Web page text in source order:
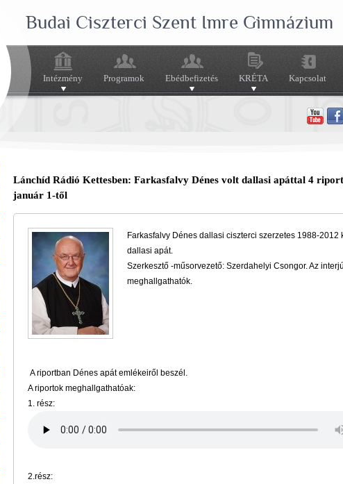
Budai Ciszterci Szent Imre Gimnázium
Intézmény Programok Ebédbefizetés KRÉTA Kapcsolat
Lánchíd Rádió Kettesben: Farkasfalvy Dénes volt dallasi apáttal 4
január 1-től
Farkasfalvy Dénes dallasi ciszterci szerzetes 1988-2012
dallasi apát.
Szerkesztő -műsorvezető: Szerdahelyi Csongor. Az
meghallgathatók.
A riportban Dénes apát emlékeiről beszél.
A riportok meghallgathatóak:
1. rész:
2.rész: